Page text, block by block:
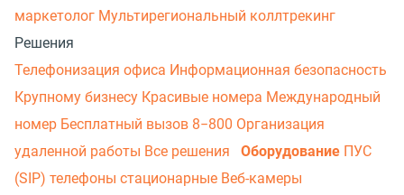
маркетолог Мультирегиональный коллтрекинг
Решения
Телефонизация офиса Информационная безопасность
Крупному бизнесу Красивые номера Международный
номер Бесплатный вызов 8−800 Организация
удаленной работы Все решения Оборудование ПУС
(SIP) телефоны стационарные Веб-камеры